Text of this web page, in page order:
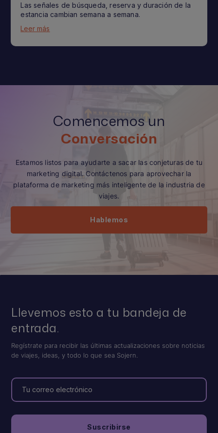
Las señales de búsqueda, reserva y duración de la
estancia cambian semana a semana.
Leer más
Comencemos un
Conversación
Estamos listos para ayudarte a sacar las conjeturas de tu
marketing digital. Contáctenos para aprovechar la
plataforma de marketing más inteligente de la industria de
viajes.
Hablemos
Llevemos esto a tu bandeja de
entrada.
Regístrate para recibir las últimas actualizaciones sobre noticias
de viajes, ideas, y todo lo que sea Sojern.